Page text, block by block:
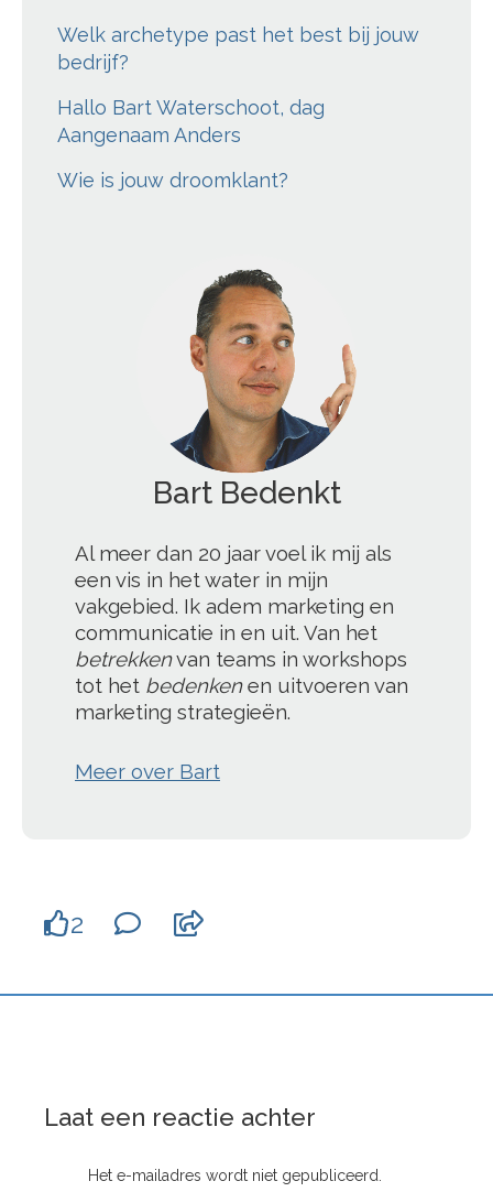
Welk archetype past het best bij jouw
bedrijf?
Hallo Bart Waterschoot, dag
Aangenaam Anders
Wie is jouw droomklant?
';
Bart Bedenkt
Al meer dan 20 jaar voel ik mij als
een vis in het water in mijn
vakgebied. Ik adem marketing en
communicatie in en uit. Van het
betrekkenvan teams in workshops
tot het bedenkenen uitvoeren van
marketing strategieën.
Meer over Bart
2
Laat een reactie achter
Het e-mailadres wordt niet gepubliceerd.